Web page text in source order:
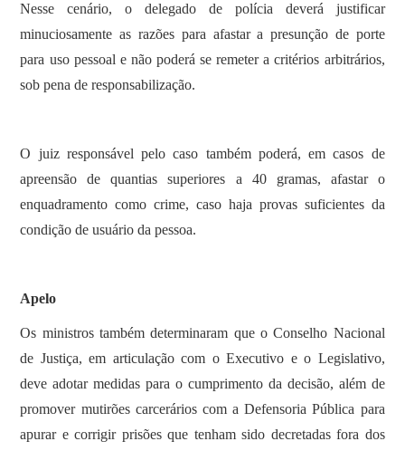
Nesse cenário, o delegado de polícia deverá justificar
minuciosamente as razões para afastar a presunção de porte
para uso pessoal e não poderá se remeter a critérios arbitrários,
sob pena de responsabilização.
O juiz responsável pelo caso também poderá, em casos de
apreensão de quantias superiores a 40 gramas, afastar o
enquadramento como crime, caso haja provas suficientes da
condição de usuário da pessoa.
Apelo
Os ministros também determinaram que o Conselho Nacional
de Justiça, em articulação com o Executivo e o Legislativo,
deve adotar medidas para o cumprimento da decisão, além de
promover mutirões carcerários com a Defensoria Pública para
apurar e corrigir prisões que tenham sido decretadas fora dos